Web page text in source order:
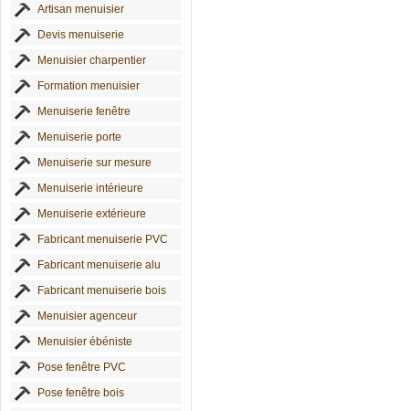
Artisan menuisier
Devis menuiserie
Menuisier charpentier
Formation menuisier
Menuiserie fenêtre
Menuiserie porte
Menuiserie sur mesure
Menuiserie intérieure
Menuiserie extérieure
Fabricant menuiserie PVC
Fabricant menuiserie alu
Fabricant menuiserie bois
Menuisier agenceur
Menuisier ébéniste
Pose fenêtre PVC
Pose fenêtre bois